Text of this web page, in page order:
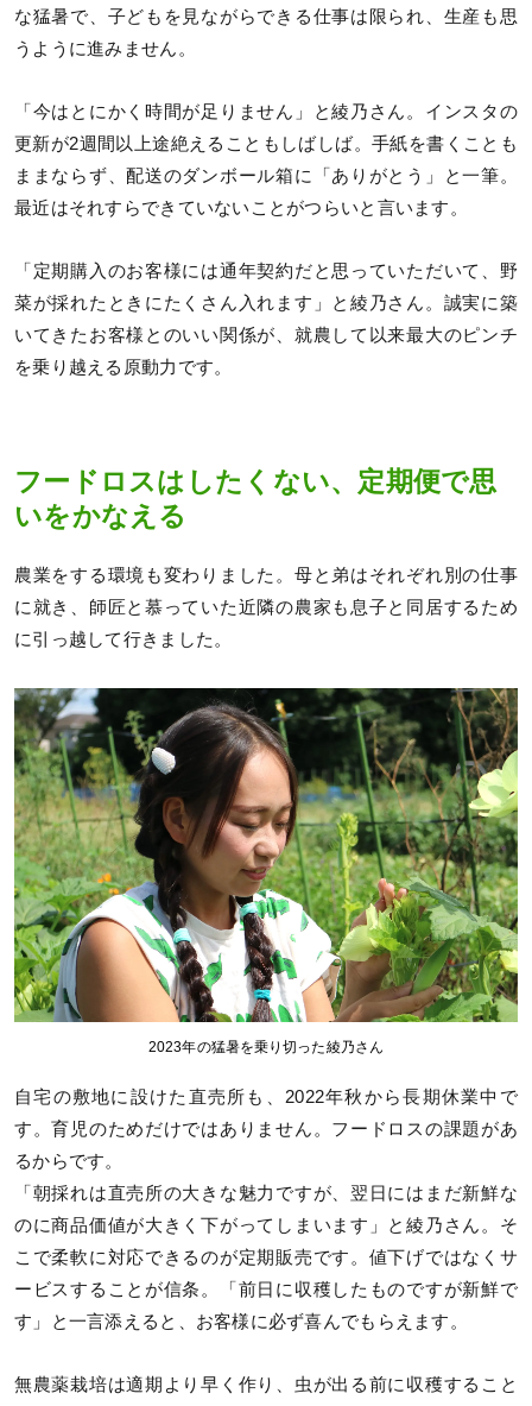
な猛暑で、子どもを見ながらできる仕事は限られ、生産も思
うように進みません。
「今はとにかく時間が足りません」と綾乃さん。インスタの
更新が2週間以上途絶えることもしばしば。手紙を書くことも
ままならず、配送のダンボール箱に「ありがとう」と一筆。
最近はそれすらできていないことがつらいと言います。
「定期購入のお客様には通年契約だと思っていただいて、野
菜が採れたときにたくさん入れます」と綾乃さん。誠実に築
いてきたお客様とのいい関係が、就農して以来最大のピンチ
を乗り越える原動力です。
フードロスはしたくない、定期便で思
いをかなえる
農業をする環境も変わりました。母と弟はそれぞれ別の仕事
に就き、師匠と慕っていた近隣の農家も息子と同居するため
に引っ越して行きました。
2023年の猛暑を乗り切った綾乃さん
自宅の敷地に設けた直売所も、2022年秋から長期休業中で
す。育児のためだけではありません。フードロスの課題があ
るからです。
「朝採れは直売所の大きな魅力ですが、翌日にはまだ新鮮な
のに商品価値が大きく下がってしまいます」と綾乃さん。そ
こで柔軟に対応できるのが定期販売です。値下げではなくサ
ービスすることが信条。「前日に収穫したものですが新鮮で
す」と一言添えると、お客様に必ず喜んでもらえます。
無農薬栽培は適期より早く作り、虫が出る前に収穫すること